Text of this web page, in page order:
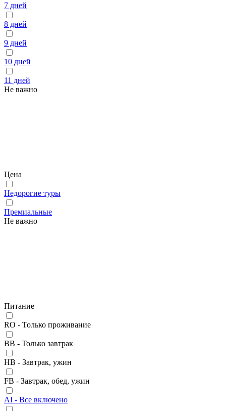
7 дней
8 дней
9 дней
10 дней
11 дней
Не важно
Цена
Недорогие туры
Премиальные
Не важно
Питание
RO - Только проживание
BB - Только завтрак
HB - Завтрак, ужин
FB - Завтрак, обед, ужин
AI - Все включено